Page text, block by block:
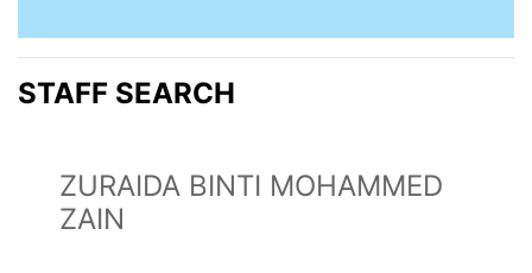
STAFF SEARCH
ZURAIDA BINTI MOHAMMED
ZAIN